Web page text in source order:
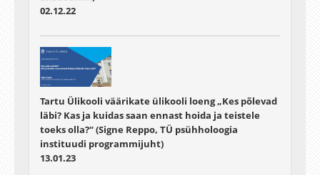
02.12.22
Tartu Ülikooli väärikate ülikooli loeng „Kes põlevad
läbi? Kas ja kuidas saan ennast hoida ja teistele
toeks olla?“ (Signe Reppo, TÜ psühholoogia
instituudi programmijuht)
13.01.23